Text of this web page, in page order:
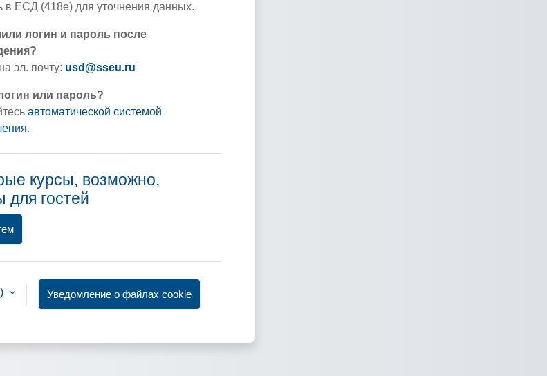
в ЕСД (418е) для уточнения данных.
логин и пароль после
эл. почту: usd@sseu.ru
или пароль?
автоматической системой
.
курсы, возможно,
для гостей
Уведомление о файлах cookie